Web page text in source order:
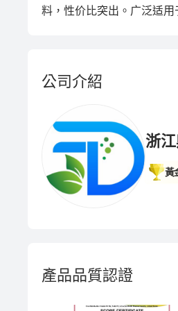
料，性价比突出。广泛适
公司介紹
浙
黃
產品品質認證